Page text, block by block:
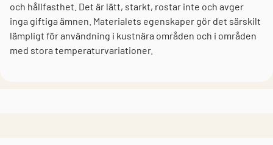
och hållfasthet. Det är lätt, starkt, rostar inte och avger
inga giftiga ämnen. Materialets egenskaper gör det särskilt
lämpligt för användning i kustnära områden och i områden
med stora temperaturvariationer.